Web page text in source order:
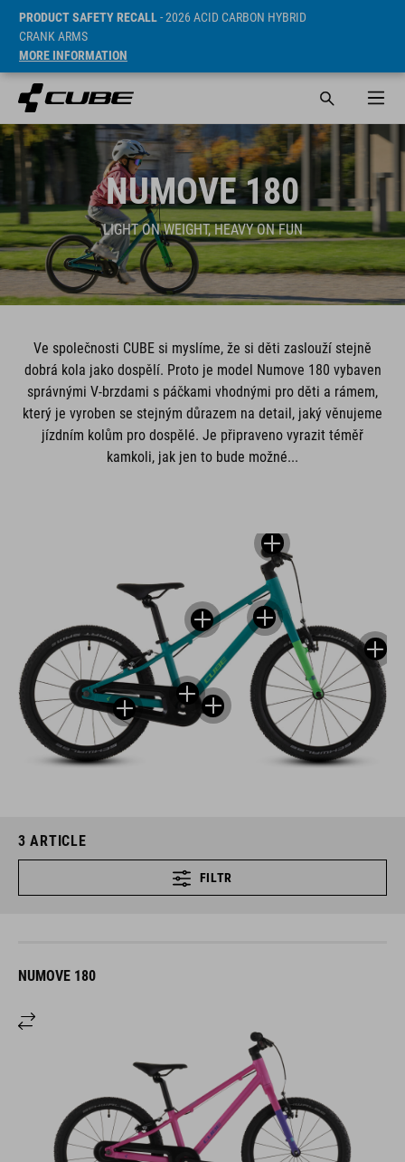
PRODUCT SAFETY RECALL- 2026 ACID CARBON HYBRID
CRANK ARMS
MORE INFORMATION
NUMOVE 180
LIGHT ON WEIGHT, HEAVY ON FUN
Ve společnosti CUBE si myslíme, že si děti zaslouží stejně
dobrá kola jako dospělí. Proto je model Numove 180 vybaven
správnými V-brzdami s páčkami vhodnými pro děti a rámem,
který je vyroben se stejným důrazem na detail, jaký věnujeme
jízdním kolům pro dospělé. Je připraveno vyrazit téměř
kamkoli, jak jen to bude možné...
3 ARTICLE
FILTR
NUMOVE 180